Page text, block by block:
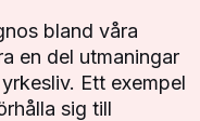
bland våra
en del utmaningar
Ett exempel
sig till